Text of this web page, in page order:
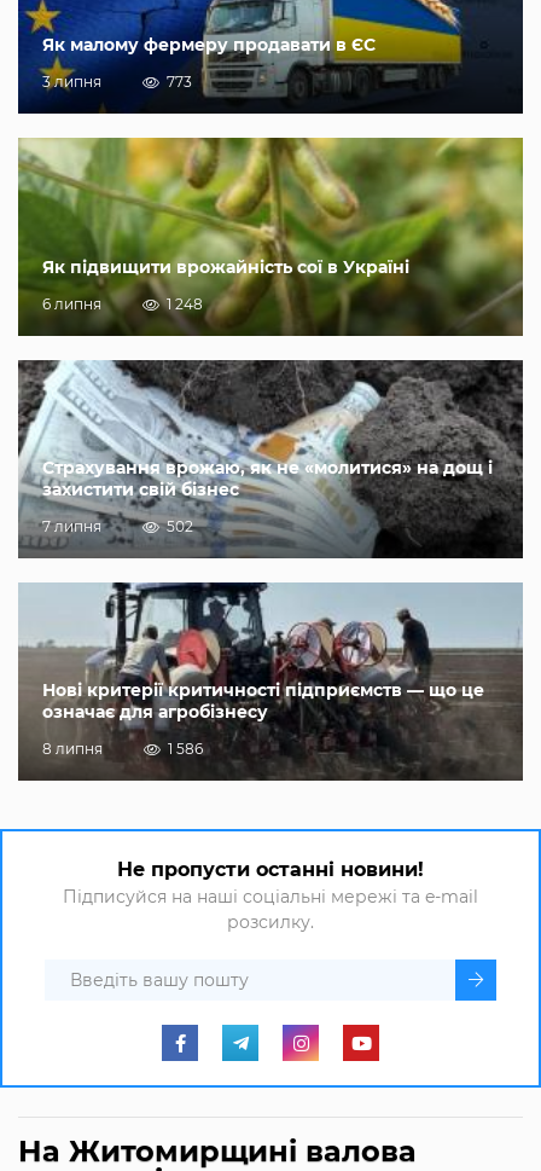
Як малому фермеру продавати в ЄС
3 липня 773
Як підвищити врожайність сої в Україні
6 липня 1 248
Страхування врожаю, як не «молитися» на дощ і
захистити свій бізнес
7 липня 502
Нові критерії критичності підприємств — що це
означає для агробізнесу
8 липня 1 586
Не пропусти останні новини!
Підписуйся на наші соціальні мережі та e-mail
розсилку.
На Житомирщині валова